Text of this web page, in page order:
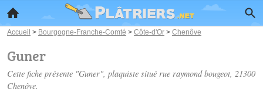
Accueil > Bourgogne-Franche-Comté > Côte-d'Or > Chenôve
Guner
Cette fiche présente "Guner", plaquiste situé rue raymond bougeot, 21300
Chenôve.